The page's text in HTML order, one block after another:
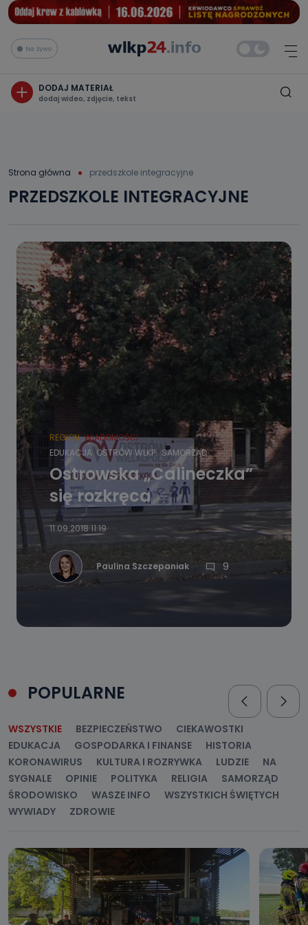
Na żywo
DODAJ MATERIAŁ
dodaj wideo, zdjęcie, tekst
Strona główna przedszkole integracyjne
PRZEDSZKOLE INTEGRACYJNE
REGION WIADOMOŚCI
EDUKACJA OSTRÓW WLKP. SAMORZĄD
Ostrowska „Calineczka”
się rozkręca
11.09.2018 11:19
Paulina Szczepaniak 9
POPULARNE
WSZYSTKIE BEZPIECZEŃSTWO
CIEKAWOSTKI
EDUKACJA
GOSPODARKA I FINANSE
HISTORIA
KORONAWIRUS
KULTURA I ROZRYWKA LUDZIE
NA
SYGNALE
OPINIE POLITYKA RELIGIA
SAMORZĄD
ŚRODOWISKO
WASZE INFO
WSZYSTKICH ŚWIĘTYCH
WYWIADY
ZDROWIE